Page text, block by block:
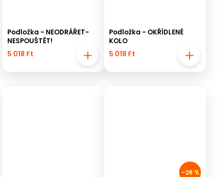
Podložka - NEODRÁŘET-
NESPOUŠTĚT!
5 018 Ft
Podložka - OKŘÍDLENÉ
KOLO
5 018 Ft
–28 %